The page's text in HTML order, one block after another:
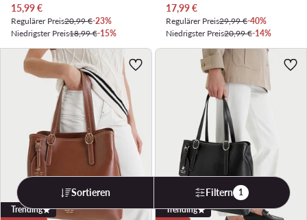
Aktueller Preis
15,99€
Regulärer Preis20,99 €-23%
Niedrigster Preis18,99 €-15%
Aktueller Preis
17,99€
Regulärer Preis29,99 €-40%
Niedrigster Preis20,99 €-14%
Trending
Trending
Sortieren Filtern 1